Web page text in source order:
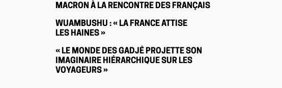
MACRON À LA RENCONTRE DES FRANÇAIS
WUAMBUSHU : « LA FRANCE ATTISE
LES HAINES »
« LE MONDE DES GADJÉ PROJETTE SON
IMAGINAIRE HIÉRARCHIQUE SUR LES
VOYAGEURS »